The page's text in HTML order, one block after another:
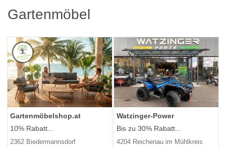
Gartenmöbel
Gartenmöbelshop.at
10% Rabatt...
2362 Biedermannsdorf
Watzinger-Power
Bis zu 30% Rabatt...
4204 Reichenau im Mühlkreis